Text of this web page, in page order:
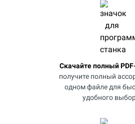
Скачайте полный
получите полный
одном файле для
удобного